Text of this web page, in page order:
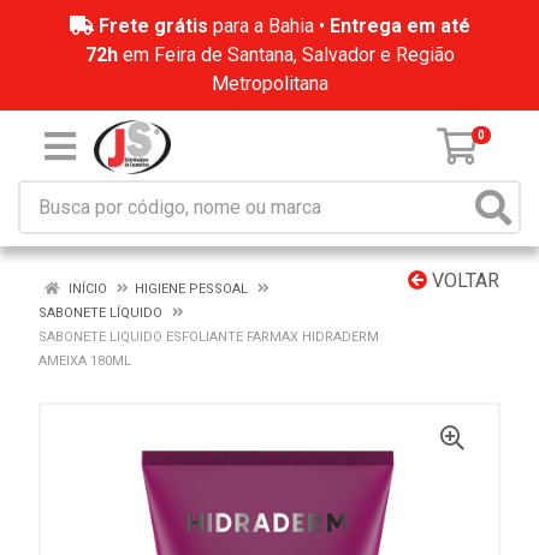
Frete grátis para a Bahia • Entrega em até
72hem Feira de Santana, Salvador e Região
Metropolitana
0
VOLTAR
INÍCIO
HIGIENE PESSOAL
SABONETE LÍQUIDO
SABONETE LIQUIDO ESFOLIANTE FARMAX HIDRADERM
AMEIXA 180ML